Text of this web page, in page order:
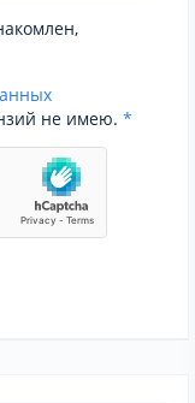
не имею. *